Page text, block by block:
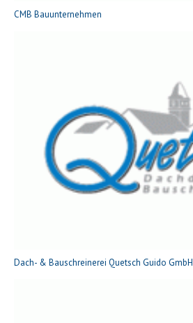
CMB Bauunternehmen
Dach- & Bauschreinerei Quetsch Guido GmbH